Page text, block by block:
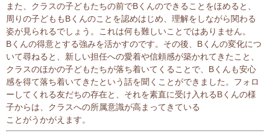
また、クラスの子どもたちの前でBくんのできることをほめると、
周りの子どももBくんのことを認めはじめ、理解をしながら関わる
姿が見られるでしょう。これは何も難しいことではありません。
Bくんの得意とする強みを活かすのです。その後、Bくんの変化につ
いて尋ねると、新しい担任への愛着や信頼感が築かれてきたこと、
クラスのほかの子どもたちが落ち着いてくることで、Bくんも安心
感を得て落ち着いてきたという話を聞くことができました。フォロ
ーしてくれる友だちの存在と、それを素直に受け入れるBくんの様
子からは、クラスへの所属意識が高まってきている
ことがうかがえます。